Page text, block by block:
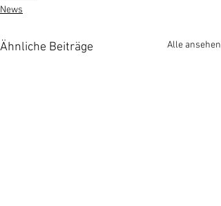
News
Ähnliche Beiträge Alle ansehen